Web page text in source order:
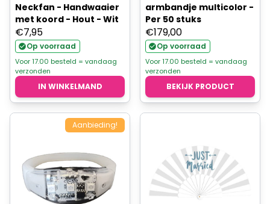
Neckfan - Handwaaier
met koord - Hout - Wit
€7,95
Op voorraad
Voor 17.00 besteld = vandaag
verzonden
IN WINKELMAND
armbandje multicolor -
Per 50 stuks
€179,00
Op voorraad
Voor 17.00 besteld = vandaag
verzonden
BEKIJK PRODUCT
Aanbieding!